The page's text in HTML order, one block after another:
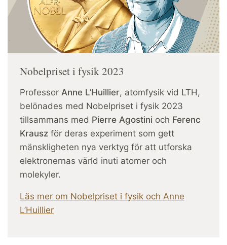
Nobelpriset i fysik 2023
Professor Anne L’Huillier, atomfysik vid LTH,
belönades med Nobelpriset i fysik 2023
tillsammans med Pierre Agostini och Ferenc
Krausz för deras experiment som gett
mänskligheten nya verktyg för att utforska
elektronernas värld inuti atomer och
molekyler.
Läs mer om Nobelpriset i fysik och Anne
L’Huillier